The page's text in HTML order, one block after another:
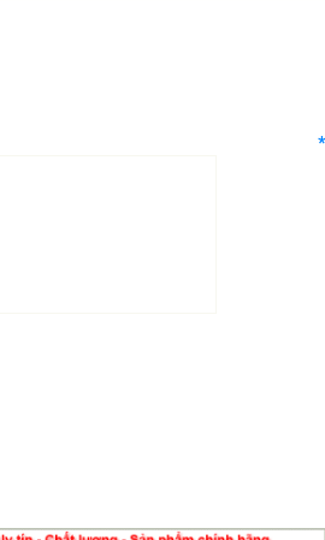
*